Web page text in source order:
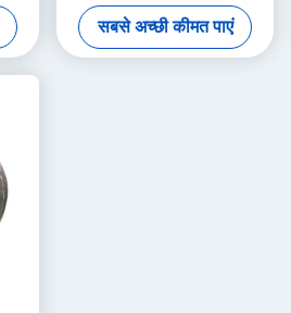
सबसे अच्छी कीमत पाएं